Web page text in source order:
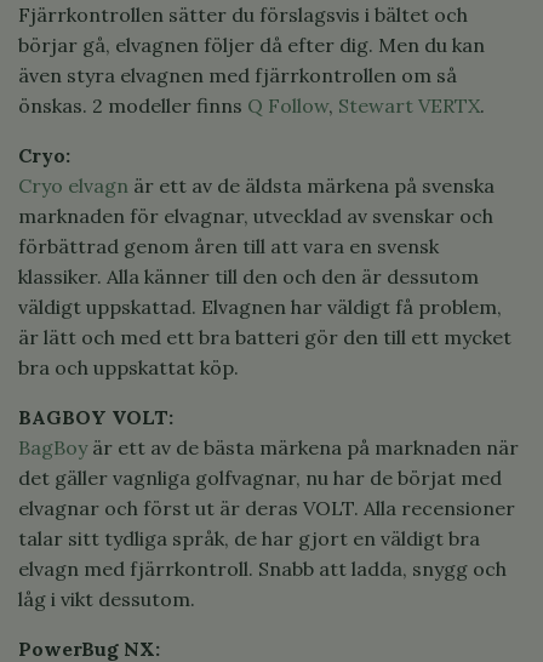
Fjärrkontrollen sätter du förslagsvis i bältet och
börjar gå, elvagnen följer då efter dig. Men du kan
även styra elvagnen med fjärrkontrollen om så
önskas. 2 modeller finns Q Follow, Stewart VERTX.
Cryo:
Cryo elvagn är ett av de äldsta märkena på svenska
marknaden för elvagnar, utvecklad av svenskar och
förbättrad genom åren till att vara en svensk
klassiker. Alla känner till den och den är dessutom
väldigt uppskattad. Elvagnen har väldigt få problem,
är lätt och med ett bra batteri gör den till ett mycket
bra och uppskattat köp.
BAGBOY VOLT:
BagBoy är ett av de bästa märkena på marknaden när
det gäller vagnliga golfvagnar, nu har de börjat med
elvagnar och först ut är deras VOLT. Alla recensioner
talar sitt tydliga språk, de har gjort en väldigt bra
elvagn med fjärrkontroll. Snabb att ladda, snygg och
låg i vikt dessutom.
PowerBug NX: